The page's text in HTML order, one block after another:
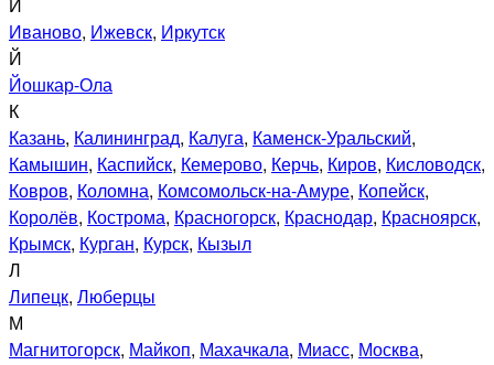
И
Иваново, Ижевск, Иркутск
Й
Йошкар-Ола
К
Казань, Калининград, Калуга, Каменск-Уральский,
Камышин, Каспийск, Кемерово, Керчь, Киров, Кисловодск,
Ковров, Коломна, Комсомольск-на-Амуре, Копейск,
Королёв, Кострома, Красногорск, Краснодар, Красноярск,
Крымск, Курган, Курск, Кызыл
Л
Липецк, Люберцы
М
Магнитогорск, Майкоп, Махачкала, Миасс, Москва,